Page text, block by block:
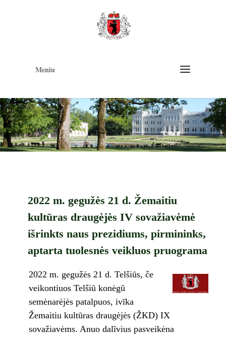
Meniu
2022 m. gegužės 21 d. Žemaitiu
kultūras draugėjės IV sovažiavėmė
išrinkts naus prezidiums, pirmininks,
aptarta tuolesnės veikluos pruograma
2022 m. gegužės 21 d. Telšiūs, če
veikontiuos Telšiū konėgū
semėnarėjės patalpuos, ivīka
Žemaitiu kultūras draugėjės (ŽKD) IX
sovažiavėms. Anuo dalīvius pasveikėna